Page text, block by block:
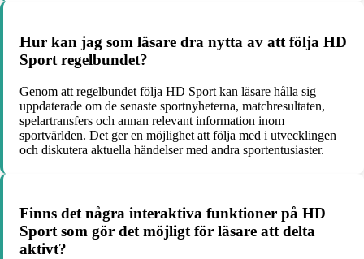
Hur kan jag som läsare dra nytta av att följa HD
Sport regelbundet?
Genom att regelbundet följa HD Sport kan läsare hålla sig
uppdaterade om de senaste sportnyheterna, matchresultaten,
spelartransfers och annan relevant information inom
sportvärlden. Det ger en möjlighet att följa med i utvecklingen
och diskutera aktuella händelser med andra sportentusiaster.
Finns det några interaktiva funktioner på HD
Sport som gör det möjligt för läsare att delta
aktivt?